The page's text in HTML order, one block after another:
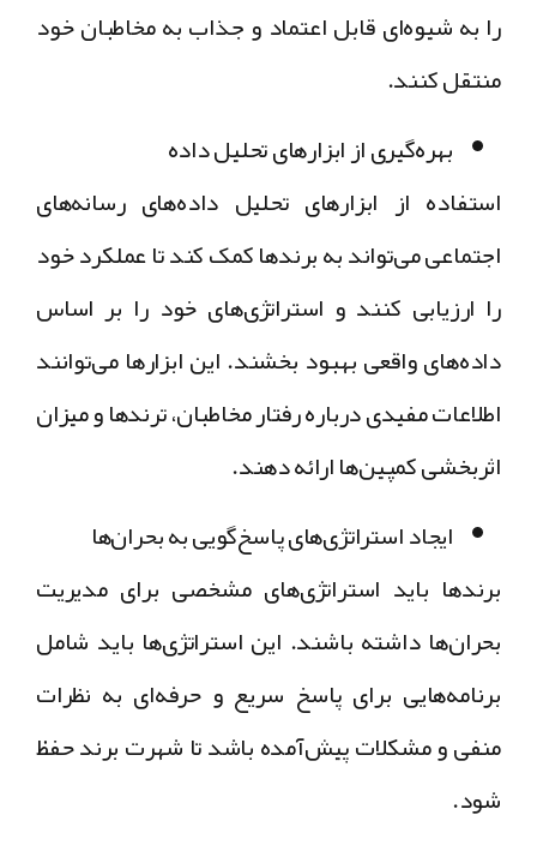
را به شیوه‌ای قابل اعتماد و جذاب به مخاطبان خود
منتقل کنند.
بهره‌گیری از ابزارهای تحلیل داده
استفاده از ابزارهای تحلیل داده‌های رسانه‌های
اجتماعی می‌تواند به برندها کمک کند تا عملکرد خود
را ارزیابی کنند و استراتژی‌های خود را بر اساس
داده‌های واقعی بهبود بخشند. این ابزارها می‌توانند
اطلاعات مفیدی درباره رفتار مخاطبان، ترندها و میزان
اثربخشی کمپین‌ها ارائه دهند.
ایجاد استراتژی‌های پاسخ‌گویی به بحران‌ها
برندها باید استراتژی‌های مشخصی برای مدیریت
بحران‌ها داشته باشند. این استراتژی‌ها باید شامل
برنامه‌هایی برای پاسخ سریع و حرفه‌ای به نظرات
منفی و مشکلات پیش‌آمده باشد تا شهرت برند حفظ
شود.